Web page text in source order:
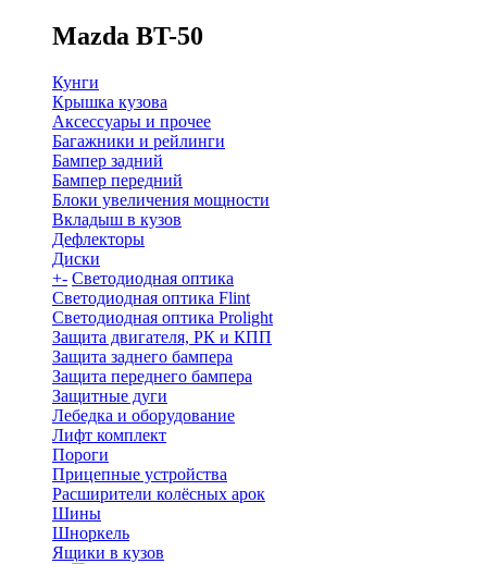
Mazda BT-50
Кунги
Крышка кузова
Аксессуары и прочее
Багажники и рейлинги
Бампер задний
Бампер передний
Блоки увеличения мощности
Вкладыш в кузов
Дефлекторы
Диски
+- Светодиодная оптика
Светодиодная оптика Flint
Светодиодная оптика Prolight
Защита двигателя, РК и КПП
Защита заднего бампера
Защита переднего бампера
Защитные дуги
Лебедка и оборудование
Лифт комплект
Пороги
Прицепные устройства
Расширители колёсных арок
Шины
Шноркель
Ящики в кузов